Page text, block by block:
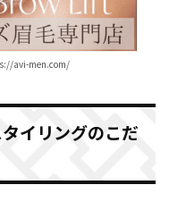
avi-men.com/
イリングのこだ